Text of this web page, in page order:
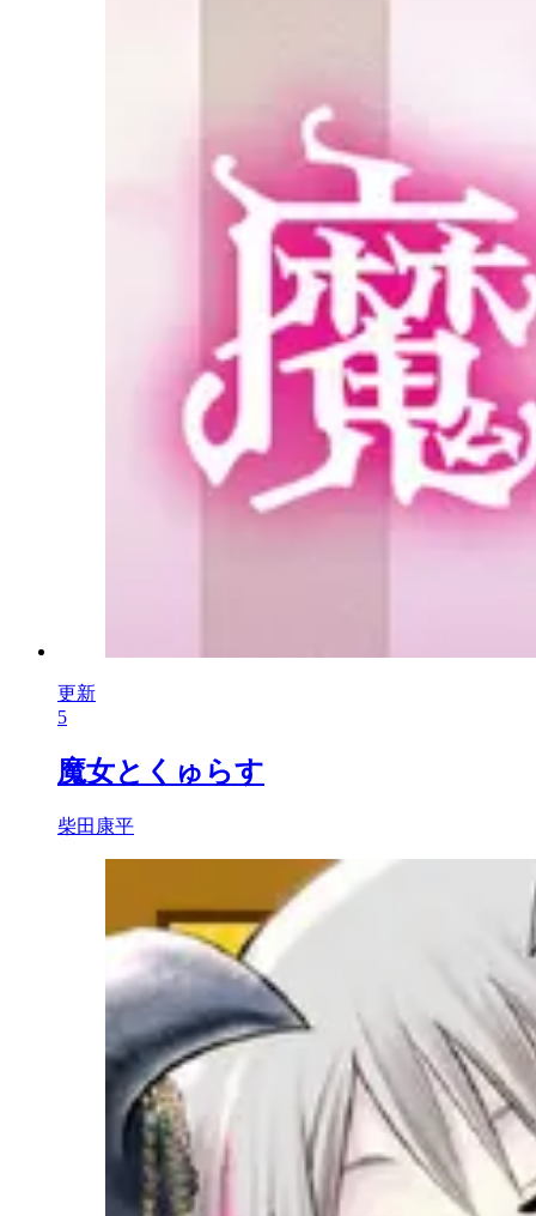
更新
5
魔女とくゅらす
柴田康平